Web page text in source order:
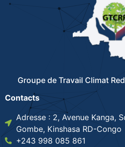
Groupe de Travail Climat
Contacts
Adresse : 2, Avenue Kanga,
Gombe, Kinshasa RD-Congo
+243 998 085 861